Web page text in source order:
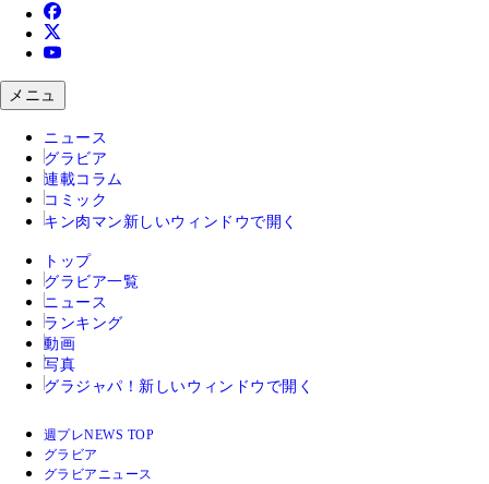
メニュ
ニュース
グラビア
連載コラム
コミック
キン肉マン 新しいウィンドウで開く
トップ
グラビア一覧
ニュース
ランキング
動画
写真
グラジャパ！ 新しいウィンドウで開く
週プレNEWS TOP
グラビア
グラビアニュース